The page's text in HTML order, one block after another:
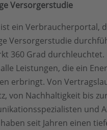
Versorgerstudie
ist ein Verbraucherportal,
Versorgerstudie
360 Grad
alle Leistungen, die ein
erbringt. Von
von Nachhaltigkeit bis
und
haben seit Jahren einen